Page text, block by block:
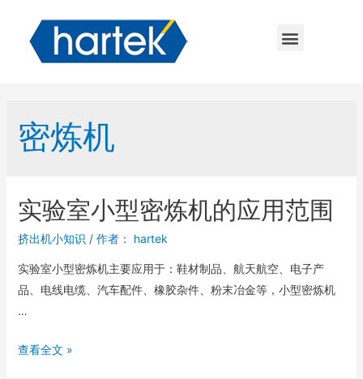
密炼机
实验室小型密炼机的应用范围
挤出机小知识 / 作者： hartek
实验室小型密炼机主要应用于：鞋材制品、航天航空、电子产
品、电线电缆、汽车配件、橡胶杂件、粉末冶金等，小型密炼机
…
查看全文 »